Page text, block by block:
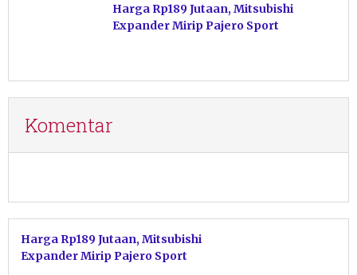
Harga Rp189 Jutaan, Mitsubishi
Expander Mirip Pajero Sport
Komentar
Harga Rp189 Jutaan, Mitsubishi
Expander Mirip Pajero Sport